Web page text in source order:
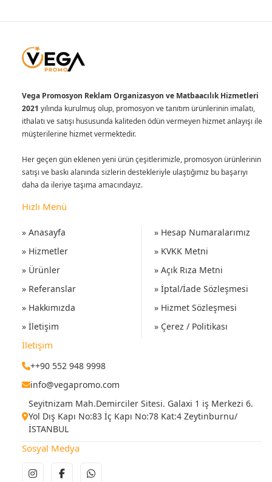
Vega Promosyon Reklam Organizasyon ve Matbaacılık Hizmetleri
2021 yılında kurulmuş olup, promosyon ve tanıtım ürünlerinin imalatı,
ithalatı ve satışı hususunda kaliteden ödün vermeyen hizmet anlayışı ile
müşterilerine hizmet vermektedir.
Her geçen gün eklenen yeni ürün çeşitlerimizle, promosyon ürünlerinin
satışı ve baskı alanında sizlerin destekleriyle ulaştığımız bu başarıyı
daha da ileriye taşıma amacındayız.
Hızlı Menü
» Anasayfa
» Hizmetler
» Ürünler
» Referanslar
» Hakkımızda
» İletişim
» Hesap Numaralarımız
» KVKK Metni
» Açık Rıza Metni
» İptal/İade Sözleşmesi
» Hizmet Sözleşmesi
» Çerez / Politikası
İletişim
++90 552 948 9998
info@vegapromo.com
Seyitnizam Mah.Demirciler Sitesi. Galaxi 1 iş Merkezi 6.
Yol Dış Kapı No:83 İç Kapı No:78 Kat:4 Zeytinburnu/
İSTANBUL
Sosyal Medya